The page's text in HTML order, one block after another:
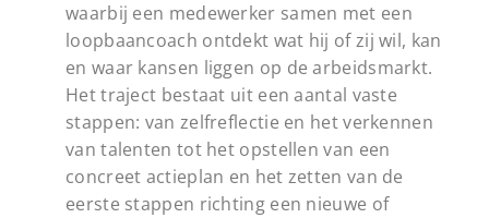
waarbij een medewerker samen met een
loopbaancoach ontdekt wat hij of zij wil, kan
en waar kansen liggen op de arbeidsmarkt.
Het traject bestaat uit een aantal vaste
stappen: van zelfreflectie en het verkennen
van talenten tot het opstellen van een
concreet actieplan en het zetten van de
eerste stappen richting een nieuwe of